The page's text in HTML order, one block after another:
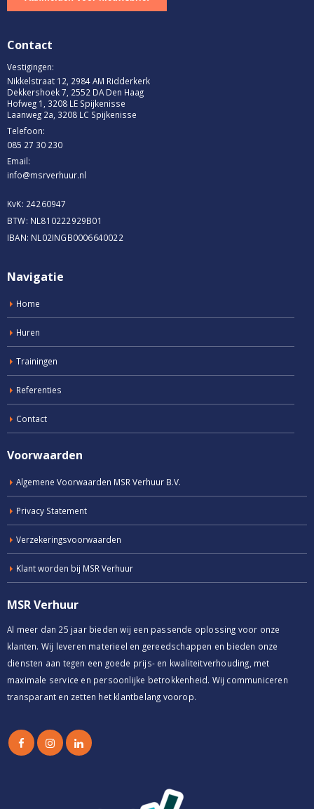
Contact
Vestigingen:
Nikkelstraat 12, 2984 AM Ridderkerk
Dekkershoek 7, 2552 DA Den Haag
Hofweg 1, 3208 LE Spijkenisse
Laanweg 2a, 3208 LC Spijkenisse
Telefoon:
085 27 30 230
Email:
info@msrverhuur.nl
KvK: 24260947
BTW: NL810222929B01
IBAN: NL02INGB0006640022
Navigatie
Home
Huren
Trainingen
Referenties
Contact
Voorwaarden
Algemene Voorwaarden MSR Verhuur B.V.
Privacy Statement
Verzekeringsvoorwaarden
Klant worden bij MSR Verhuur
MSR Verhuur
Al meer dan 25 jaar bieden wij een passende oplossing voor onze
klanten. Wij leveren materieel en gereedschappen en bieden onze
diensten aan tegen een goede prijs- en kwaliteitverhouding, met
maximale service en persoonlijke betrokkenheid. Wij communiceren
transparant en zetten het klantbelang voorop.